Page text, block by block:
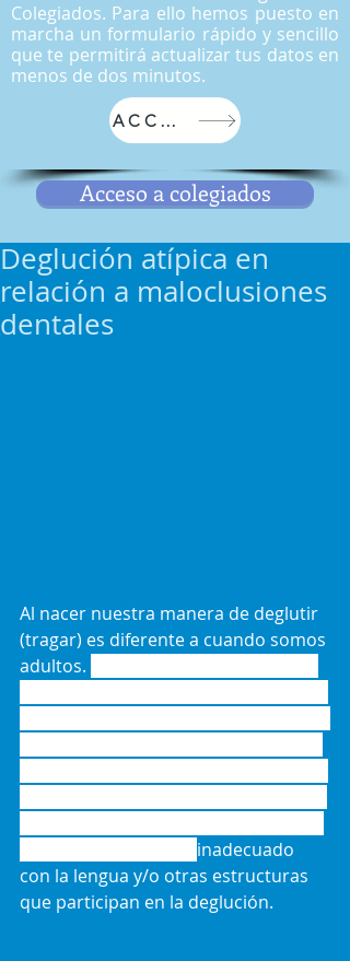
Colegiados. Para ello hemos puesto en
marcha un formulario rápido y sencillo
que te permitirá actualizar tus datos en
menos de dos minutos.
ACCEDER
Acceso a colegiados
Deglución atípica en
relación a maloclusiones
dentales
Al nacer nuestra manera de deglutir
(tragar) es diferente a cuando somos
adultos.
inadecuado
con la lengua y/o otras estructuras
que participan en la deglución.